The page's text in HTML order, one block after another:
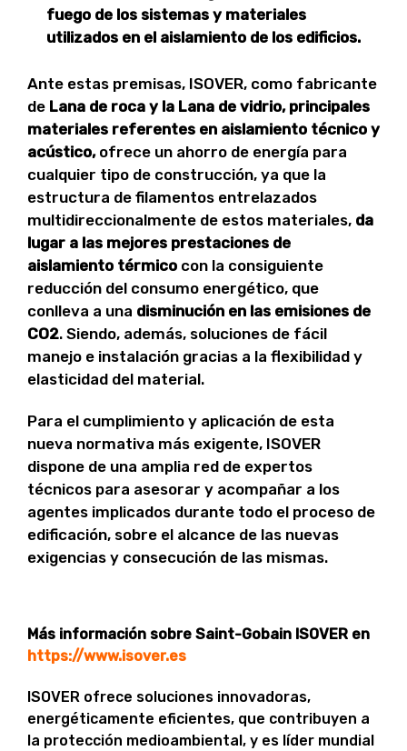
fuego de los sistemas y materiales
utilizados en el aislamiento de los edificios.
Ante estas premisas, ISOVER, como fabricante
de Lana de roca y la Lana de vidrio, principales
materiales referentes en aislamiento técnico y
acústico, ofrece un ahorro de energía para
cualquier tipo de construcción, ya que la
estructura de filamentos entrelazados
multidireccionalmente de estos materiales, da
lugar a las mejores prestaciones de
aislamiento térmico con la consiguiente
reducción del consumo energético, que
conlleva a una disminución en las emisiones de
CO2. Siendo, además, soluciones de fácil
manejo e instalación gracias a la flexibilidad y
elasticidad del material.
Para el cumplimiento y aplicación de esta
nueva normativa más exigente, ISOVER
dispone de una amplia red de expertos
técnicos para asesorar y acompañar a los
agentes implicados durante todo el proceso de
edificación, sobre el alcance de las nuevas
exigencias y consecución de las mismas.
Más información sobre Saint-Gobain ISOVER en
https://www.isover.es
ISOVER ofrece soluciones innovadoras,
energéticamente eficientes, que contribuyen a
la protección medioambiental, y es líder mundial